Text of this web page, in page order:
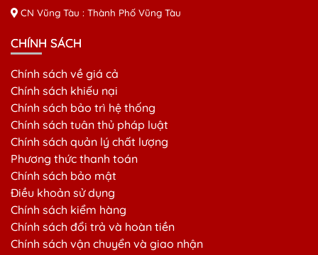
CN Vũng Tàu : Thành Phố Vũng Tàu
CHÍNH SÁCH
Chính sách về giá cả
Chính sách khiếu nại
Chính sách bảo trì hệ thống
Chính sách tuân thủ pháp luật
Chính sách quản lý chất lượng
Phương thức thanh toán
Chính sách bảo mật
Điều khoản sử dụng
Chính sách kiểm hàng
Chính sách đổi trả và hoàn tiền
Chính sách vận chuyển và giao nhận